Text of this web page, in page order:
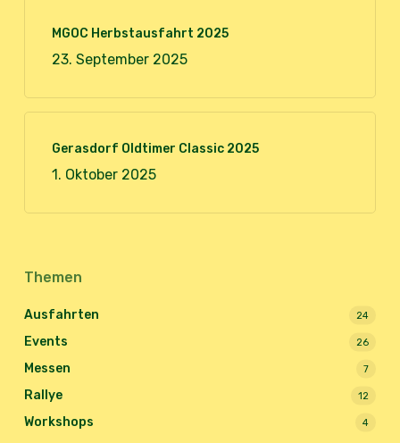
MGOC Herbstausfahrt 2025
23. September 2025
Gerasdorf Oldtimer Classic 2025
1. Oktober 2025
Themen
Ausfahrten 24
Events 26
Messen 7
Rallye 12
Workshops 4